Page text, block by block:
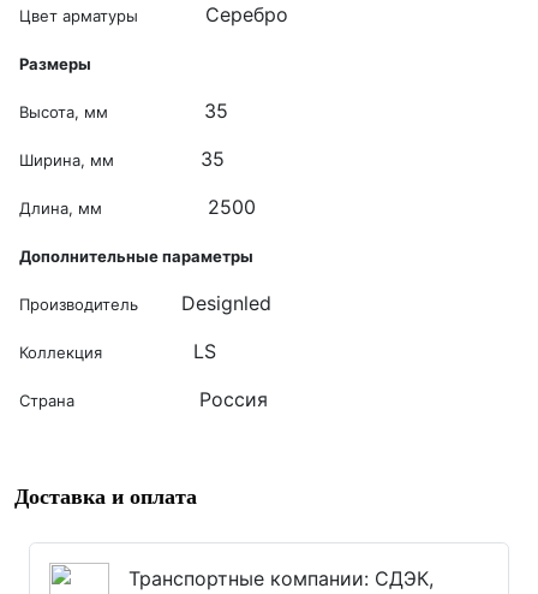
Цвет арматуры Серебро
Размеры
Высота, мм 35
Ширина, мм 35
Длина, мм 2500
Дополнительные параметры
Производитель Designled
Коллекция LS
Страна Россия
Доставка и оплата
Транспортные компании: СДЭК,